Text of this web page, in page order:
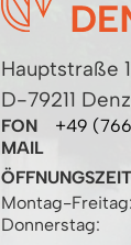
Hauptstraße
D-79211
FON
+49
MAIL
Montag-Freitag:
Donnerstag: